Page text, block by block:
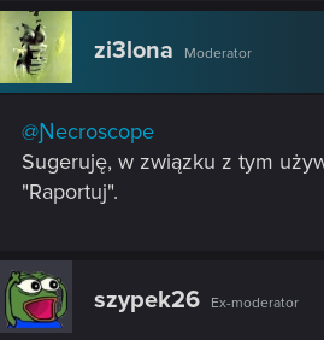
zi3lona Moderator
@Ɲecroscope
Sugeruję, w związku z tym
"Raportuj".
szypek26 Ex-moderator